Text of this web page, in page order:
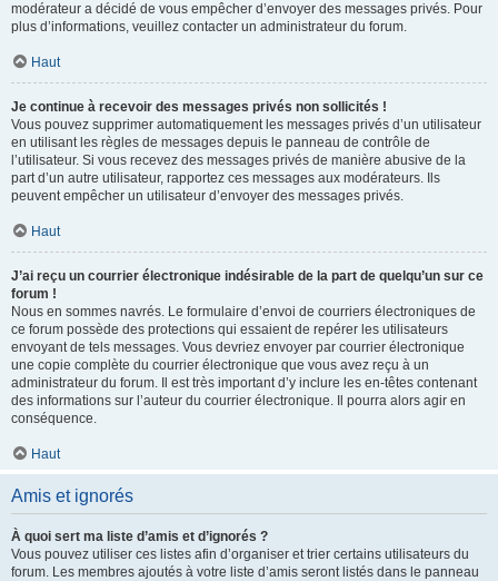
modérateur a décidé de vous empêcher d’envoyer des messages privés. Pour
plus d’informations, veuillez contacter un administrateur du forum.
Haut
Je continue à recevoir des messages privés non sollicités !
Vous pouvez supprimer automatiquement les messages privés d’un utilisateur
en utilisant les règles de messages depuis le panneau de contrôle de
l’utilisateur. Si vous recevez des messages privés de manière abusive de la
part d’un autre utilisateur, rapportez ces messages aux modérateurs. Ils
peuvent empêcher un utilisateur d’envoyer des messages privés.
Haut
J’ai reçu un courrier électronique indésirable de la part de quelqu’un sur ce
forum !
Nous en sommes navrés. Le formulaire d’envoi de courriers électroniques de
ce forum possède des protections qui essaient de repérer les utilisateurs
envoyant de tels messages. Vous devriez envoyer par courrier électronique
une copie complète du courrier électronique que vous avez reçu à un
administrateur du forum. Il est très important d’y inclure les en-têtes contenant
des informations sur l’auteur du courrier électronique. Il pourra alors agir en
conséquence.
Haut
Amis et ignorés
À quoi sert ma liste d’amis et d’ignorés ?
Vous pouvez utiliser ces listes afin d’organiser et trier certains utilisateurs du
forum. Les membres ajoutés à votre liste d’amis seront listés dans le panneau